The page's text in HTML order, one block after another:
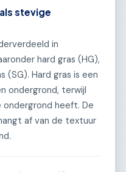
stevige
in
hard gras (HG),
(SG). Hard gras is een
ondergrond, terwijl
ondergrond heeft. De
af van de textuur